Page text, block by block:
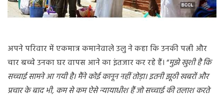
अपनेपरिवारमेंएकमात्रकमानेवालेउलुनेकहाकिउनकीपत्नीऔर
चारबच्चेउनकाघरवापसआनेकाइंतजारकररहेहैं।“मुझेखुशीहैकि
सच्चाईसामनेआगयीहै। मैंनेकोईकानूननहींतोड़ा।इतनीझूठीखबरोंऔर
प्रचारके बाद भी,कमसेकम ऐसेन्यायाधीशहैंजोसच्चाईकीतलाशकरते